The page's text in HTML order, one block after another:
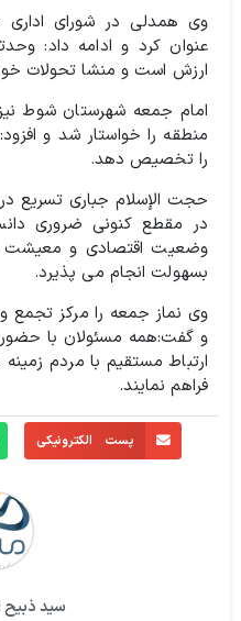
وی همدلی در شورای اداری
عنوان کرد و ادامه داد:
ارزش است و منشا تحولات
امام جمعه شهرستان شوط
منطقه را خواستار شد و
را تخصیص دهد.
حجت الإسلام جباری تسریع
در مقطع کنونی ضروری
وضعیت اقتصادی و معیشت
بسهولت انجام می پذیرد.
وی نماز جمعه را مرکز تجمع
و گفت:‌همه مسئولان با
ارتباط مستقیم با مردم
فراهم نمایند.
پست الکترونیکی
سید ذبیح